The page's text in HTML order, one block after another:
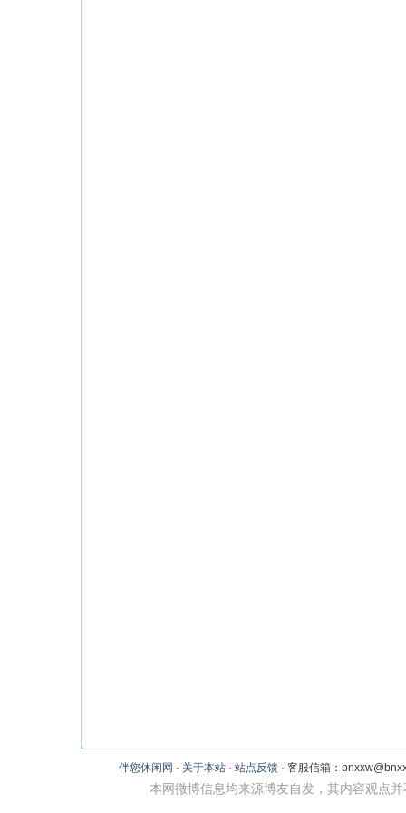
伴您休闲网 · 关于本站 · 站点反馈 · 客服信箱：
本网微博信息均来源博友自发，其内容观点并不代表